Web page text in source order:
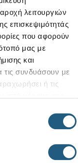
λειτουργιών
επισκεψιμότητάς
που αφορούν
μας με
και
τις συνδυάσουν με
ή τις
για πιο ασφαλή
με ιμάντες
το κάνετε
Άνεση 360